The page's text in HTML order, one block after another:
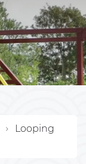
Looping